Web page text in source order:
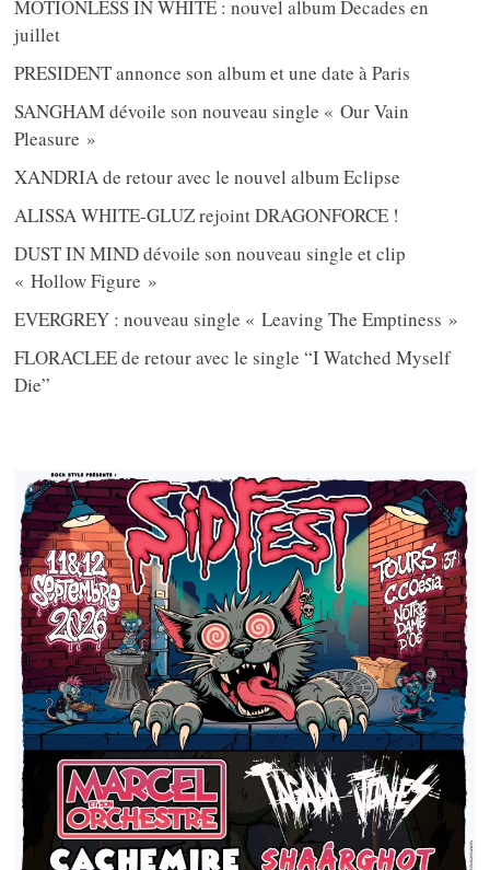
MOTIONLESS IN WHITE : nouvel album Decades en
juillet
PRESIDENT annonce son album et une date à Paris
SANGHAM dévoile son nouveau single « Our Vain
Pleasure »
XANDRIA de retour avec le nouvel album Eclipse
ALISSA WHITE-GLUZ rejoint DRAGONFORCE !
DUST IN MIND dévoile son nouveau single et clip
« Hollow Figure »
EVERGREY : nouveau single « Leaving The Emptiness »
FLORACLEE de retour avec le single “I Watched Myself
Die”